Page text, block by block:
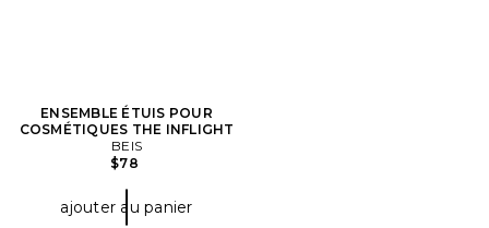
ENSEMBLE ÉTUIS POUR
COSMÉTIQUES THE INFLIGHT
BEIS
$78
ajouter au panier